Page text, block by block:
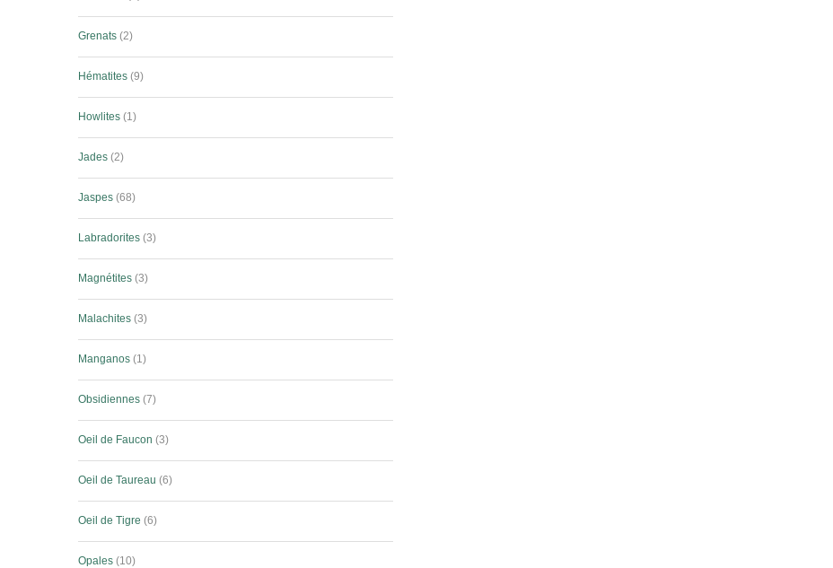
Grenats 2
Hématites 9
Howlites 1
Jades 2
Jaspes 68
Labradorites 3
Magnétites 3
Malachites 3
Manganos 1
Obsidiennes 7
Oeil de Faucon 3
Oeil de Taureau 6
Oeil de Tigre 6
Opales 10